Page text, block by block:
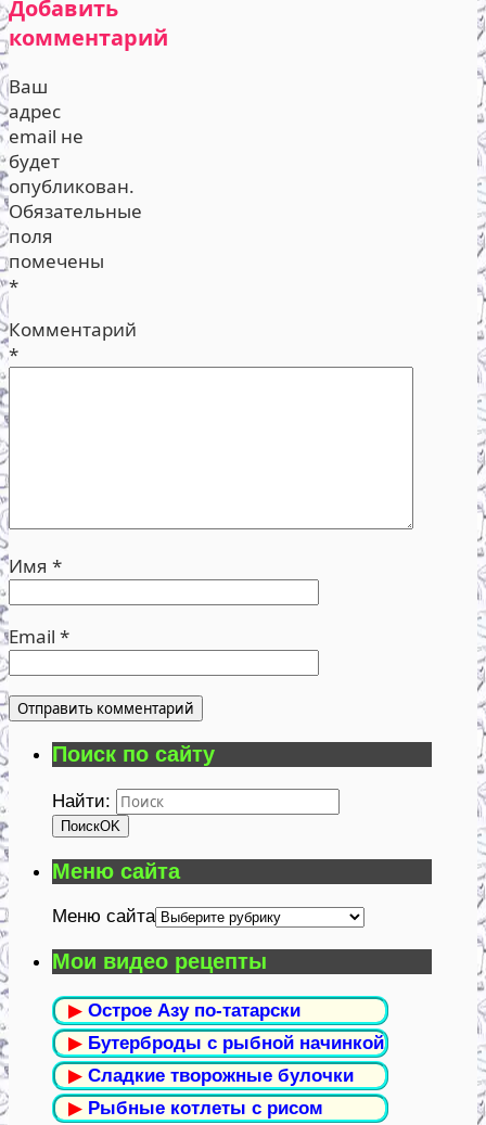
Добавить
комментарий
Ваш
адрес
email не
будет
опубликован.
Обязательные
поля
помечены
*
Комментарий
*
Имя *
Email *
Поиск по сайту
Найти:
ПоискOK
Меню сайта
Меню сайта
Мои видео рецепты
▶ Острое Азу по-татарски
▶ Бутерброды с рыбной начинкой
▶ Сладкие творожные булочки
▶ Рыбные котлеты с рисом